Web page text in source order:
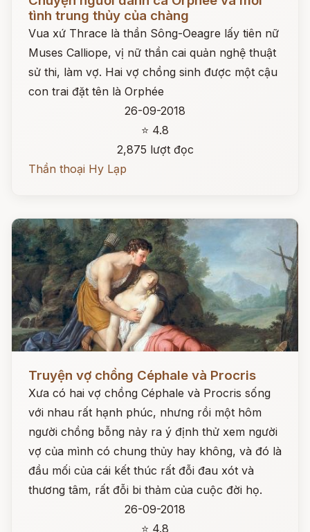
tình trung thủy của chàng
Vua xứ Thrace là thần Sông-Oeagre lấy tiên nữ
Muses Calliope, vị nữ thần cai quản nghệ thuật
sử thi, làm vợ. Hai vợ chồng sinh được một cậu
con trai đặt tên là Orphée
26-09-2018
⭐ 4.8
2,875 lượt đọc
Thần thoại Hy Lạp
Truyện vợ chồng Céphale và Procris
Xưa có hai vợ chồng Céphale và Procris sống
với nhau rất hạnh phúc, nhưng rồi một hôm
người chồng bỗng nảy ra ý định thử xem người
vợ của mình có chung thủy hay không, và đó là
đầu mối của cái kết thúc rất đỗi đau xót và
thương tâm, rất đỗi bi thảm của cuộc đời họ.
26-09-2018
⭐ 4.8